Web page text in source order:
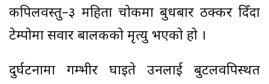
कपिलवस्तु–३ महिता चोकमा बुधबार ठक्कर दिँदा
टेम्पोमा सवार बालकको मृत्यु भएको हो ।
दुर्घटनामा गम्भीर घाइते उनलाई बुटलवपिस्थत